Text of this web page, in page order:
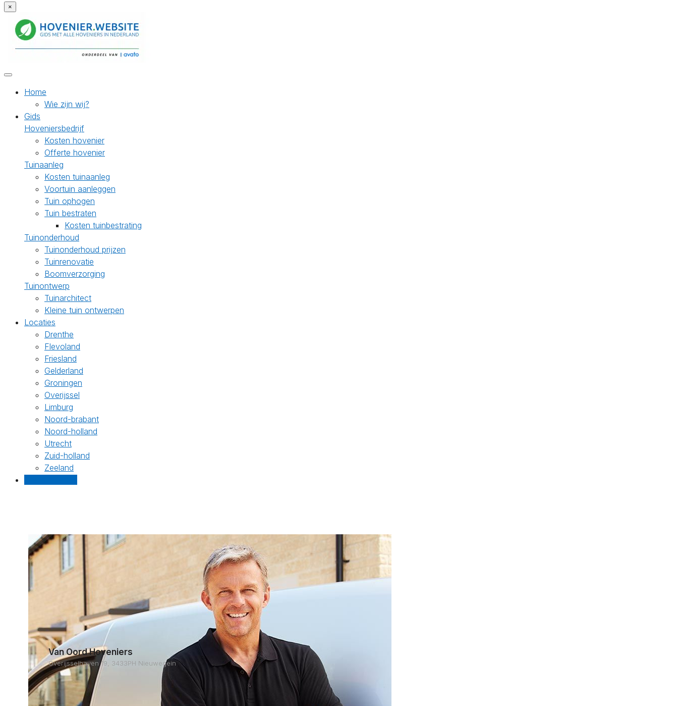
×
Home
Wie zijn wij?
Gids
Hoveniersbedrijf
Kosten hovenier
Offerte hovenier
Tuinaanleg
Kosten tuinaanleg
Voortuin aanleggen
Tuin ophogen
Tuin bestraten
Kosten tuinbestrating
Tuinonderhoud
Tuinonderhoud prijzen
Tuinrenovatie
Boomverzorging
Tuinontwerp
Tuinarchitect
Kleine tuin ontwerpen
Locaties
Drenthe
Flevoland
Friesland
Gelderland
Groningen
Overijssel
Limburg
Noord-brabant
Noord-holland
Utrecht
Zuid-holland
Zeeland
Van Oord Hoveniers
Overijsselhaven 19, 3433PH Nieuwegein